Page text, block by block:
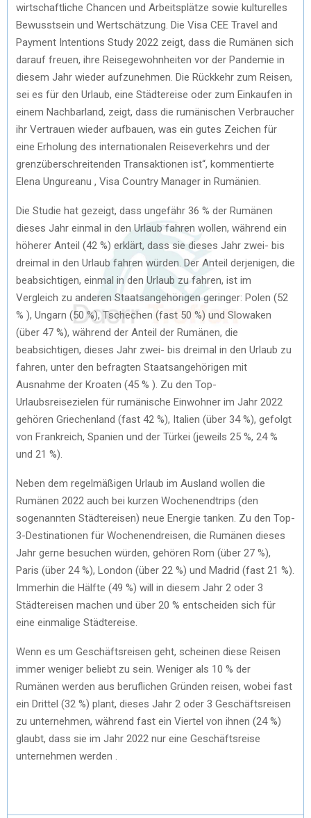
wirtschaftliche Chancen und Arbeitsplätze sowie kulturelles
Bewusstsein und Wertschätzung. Die Visa CEE Travel and
Payment Intentions Study 2022 zeigt, dass die Rumänen sich
darauf freuen, ihre Reisegewohnheiten vor der Pandemie in
diesem Jahr wieder aufzunehmen. Die Rückkehr zum Reisen,
sei es für den Urlaub, eine Städtereise oder zum Einkaufen in
einem Nachbarland, zeigt, dass die rumänischen Verbraucher
ihr Vertrauen wieder aufbauen, was ein gutes Zeichen für
eine Erholung des internationalen Reiseverkehrs und der
grenzüberschreitenden Transaktionen ist“, kommentierte
Elena Ungureanu , Visa Country Manager in Rumänien.
Die Studie hat gezeigt, dass ungefähr 36 % der Rumänen
dieses Jahr einmal in den Urlaub fahren wollen, während ein
höherer Anteil (42 %) erklärt, dass sie dieses Jahr zwei- bis
dreimal in den Urlaub fahren würden. Der Anteil derjenigen, die
beabsichtigen, einmal in den Urlaub zu fahren, ist im
Vergleich zu anderen Staatsangehörigen geringer: Polen (52
% ), Ungarn (50 %), Tschechen (fast 50 %) und Slowaken
(über 47 %), während der Anteil der Rumänen, die
beabsichtigen, dieses Jahr zwei- bis dreimal in den Urlaub zu
fahren, unter den befragten Staatsangehörigen mit
Ausnahme der Kroaten (45 % ). Zu den Top-
Urlaubsreisezielen für rumänische Einwohner im Jahr 2022
gehören Griechenland (fast 42 %), Italien (über 34 %), gefolgt
von Frankreich, Spanien und der Türkei (jeweils 25 %, 24 %
und 21 %).
Neben dem regelmäßigen Urlaub im Ausland wollen die
Rumänen 2022 auch bei kurzen Wochenendtrips (den
sogenannten Städtereisen) neue Energie tanken. Zu den Top-
3-Destinationen für Wochenendreisen, die Rumänen dieses
Jahr gerne besuchen würden, gehören Rom (über 27 %),
Paris (über 24 %), London (über 22 %) und Madrid (fast 21 %).
Immerhin die Hälfte (49 %) will in diesem Jahr 2 oder 3
Städtereisen machen und über 20 % entscheiden sich für
eine einmalige Städtereise.
Wenn es um Geschäftsreisen geht, scheinen diese Reisen
immer weniger beliebt zu sein. Weniger als 10 % der
Rumänen werden aus beruflichen Gründen reisen, wobei fast
ein Drittel (32 %) plant, dieses Jahr 2 oder 3 Geschäftsreisen
zu unternehmen, während fast ein Viertel von ihnen (24 %)
glaubt, dass sie im Jahr 2022 nur eine Geschäftsreise
unternehmen werden .